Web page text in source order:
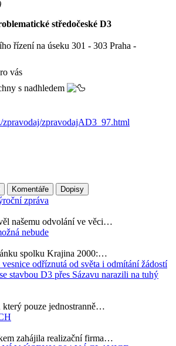
středočeské D3
řízení na úseku 301 - 303 Praha -
vás
s nadhledem
zpravodaj/zpravodajAD3_97.html
Komentáře Dopisy
zpráva
našemu odvolání ve věci…
nebude
spolku Krajina 2000:…
odříznutá od světa i odmítání žádostí
stavbou D3 přes Sázavu narazili na tuhý
pouze jednostranně…
zahájila realizační firma…